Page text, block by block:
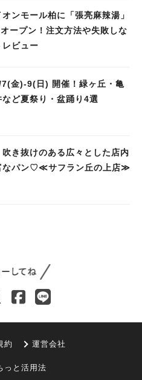
オンモール柏に「張亮麻辣湯」
ープン！注文方法や失敗しな
レビュー
7(金)‐9(日) 開催！緑ヶ丘・亀
など夏祭り・盆踊り4選
吹き抜けのある広々とした店内
なパン♡≪サフラン丘の上店≫
約 運営会社
っと活用法